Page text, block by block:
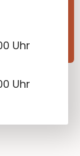
Uhr
Uhr